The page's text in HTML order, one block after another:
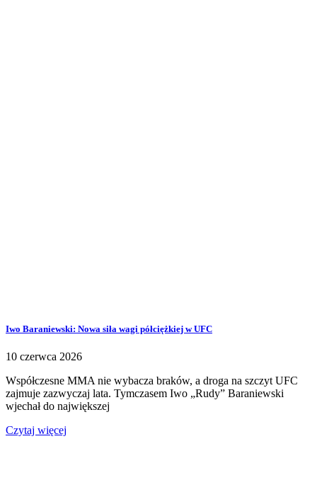
Iwo Baraniewski: Nowa siła wagi półciężkiej w UFC
10 czerwca 2026
Współczesne MMA nie wybacza braków, a droga na szczyt UFC
zajmuje zazwyczaj lata. Tymczasem Iwo „Rudy” Baraniewski
wjechał do największej
Czytaj więcej